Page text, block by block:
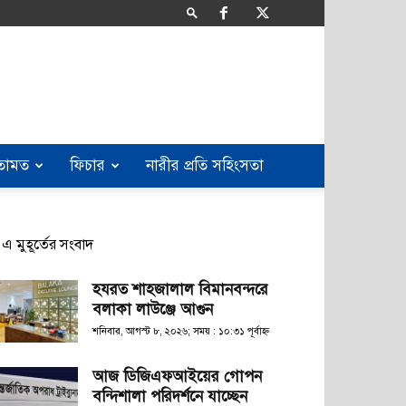
ফিচার নারীর প্রতি সহিংসতা
এ মুহূর্তের সংবাদ
হযরত শাহজালাল বিমানবন্দরে
বলাকা লাউঞ্জে আগুন
শনিবার, আগস্ট ৮, ২০২৬; সময় : ১০:৩১ পূর্বাহ্ণ
আজ ডিজিএফআইয়ের গোপন
বন্দিশালা পরিদর্শনে যাচ্ছেন